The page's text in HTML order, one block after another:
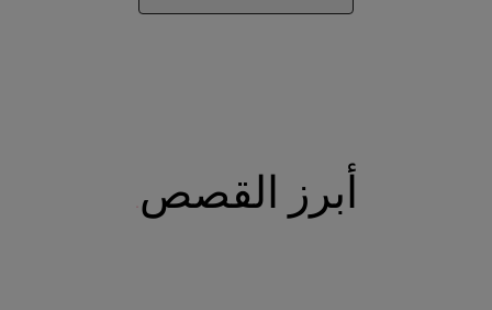
أبرز القصص